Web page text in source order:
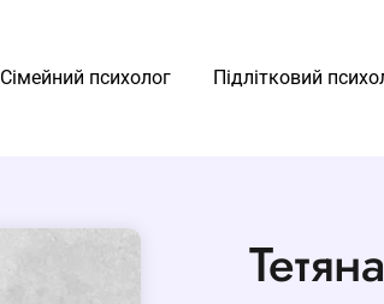
Сімейний психолог Підлітковий